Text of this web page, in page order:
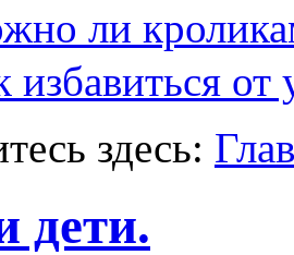
ли
избавиться от
здесь:
дети.